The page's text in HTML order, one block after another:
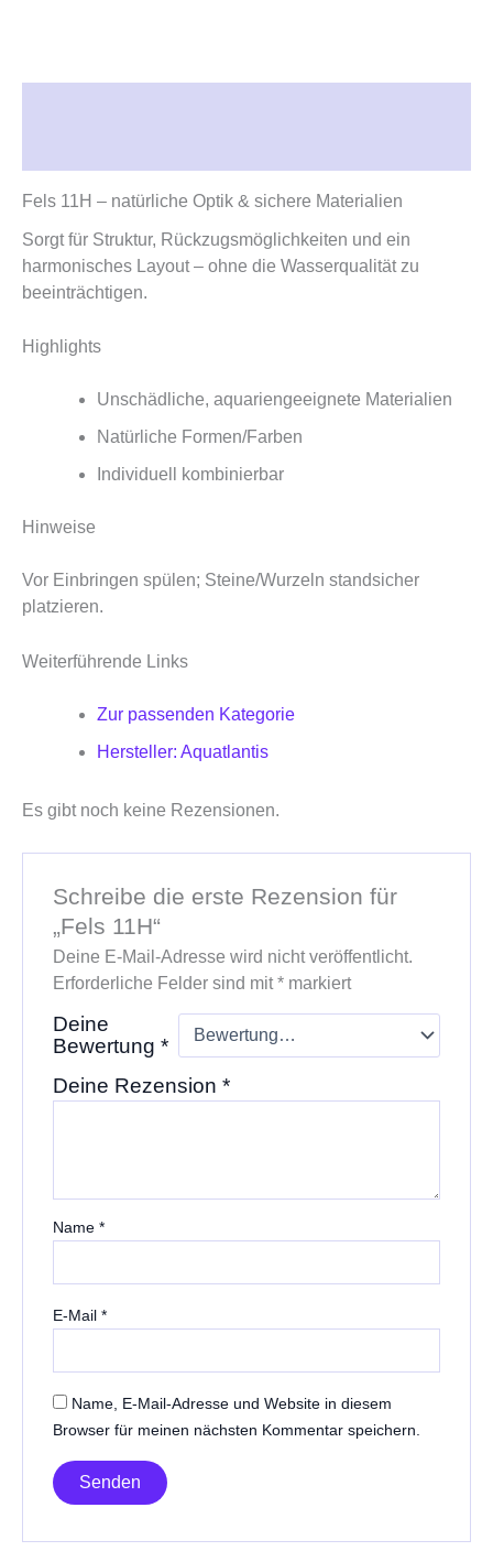
Fels 11H – natürliche Optik & sichere Materialien
Sorgt für Struktur, Rückzugsmöglichkeiten und ein
harmonisches Layout – ohne die Wasserqualität zu
beeinträchtigen.
Highlights
Unschädliche, aquariengeeignete Materialien
Natürliche Formen/Farben
Individuell kombinierbar
Hinweise
Vor Einbringen spülen; Steine/Wurzeln standsicher
platzieren.
Weiterführende Links
Zur passenden Kategorie
Hersteller: Aquatlantis
Es gibt noch keine Rezensionen.
Schreibe die erste Rezension für
„Fels 11H“
Deine E-Mail-Adresse wird nicht veröffentlicht.
Erforderliche Felder sind mit*markiert
Deine
Bewertung *
Deine Rezension *
Name *
E-Mail *
Name, E-Mail-Adresse und Website in diesem
Browser für meinen nächsten Kommentar speichern.